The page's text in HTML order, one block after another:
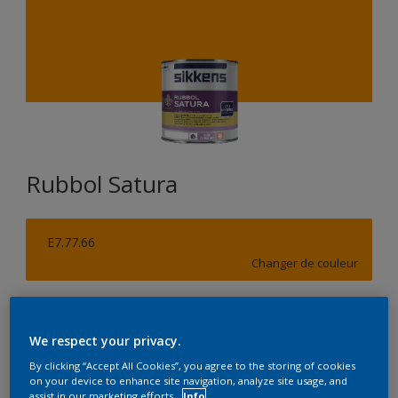
Rubbol Satura
E7.77.66
Changer de couleur
1L
Quantité Calculateur de peinture
We respect your privacy.
By clicking “Accept All Cookies”, you agree to the storing of cookies
on your device to enhance site navigation, analyze site usage, and